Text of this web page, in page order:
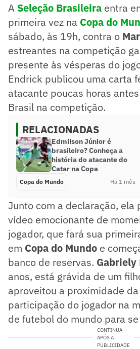
A Seleção Brasileira entra
primeira vez na Copa do
sábado, às 19h, contra o
estreantes na competição
presente às vésperas do
Endrick publicou uma carta
atacante poucas horas
Brasil na competição.
RELACIONADAS
Edmilson Júnior é
brasileiro? Conheça a
história do atacante do
Catar na Copa
Copa do Mundo Há 1 mês
Junto com a declaração, ela
vídeo emocionante de
jogador, que fará sua
em Copa do Mundo e
banco de reservas. Gabriely
anos, está grávida de um
aproveitou a proximidade
participação do jogador na
de futebol do mundo para
CONTINUA
APÓS A
PUBLICIDADE